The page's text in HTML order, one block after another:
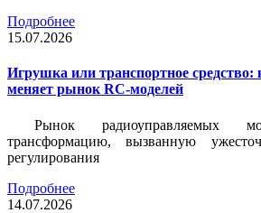
Подробнее
15.07.2026
Игрушка или транспортное средство:
меняет рынок RC-моделей
Рынок радиоуправляемых
трансформацию, вызванную
регулирования
Подробнее
14.07.2026